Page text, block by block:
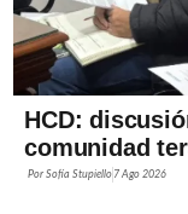
HCD:
comunidad
PorSofía Stupiello 7 Ago 2026